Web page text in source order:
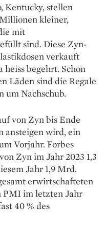
Kentucky, stellen
kleiner,
mit
sind. Diese Zyn-
verkauft
begehrt. Schon
Läden sind die Regale
um Nachschub.
von Zyn bis Ende
ansteigen wird, ein
Vorjahr. Forbes
Zyn im Jahr 2023 1,3
Jahr 1,9 Mrd.
erwirtschafteten
PMI im letzten Jahr
40 % des